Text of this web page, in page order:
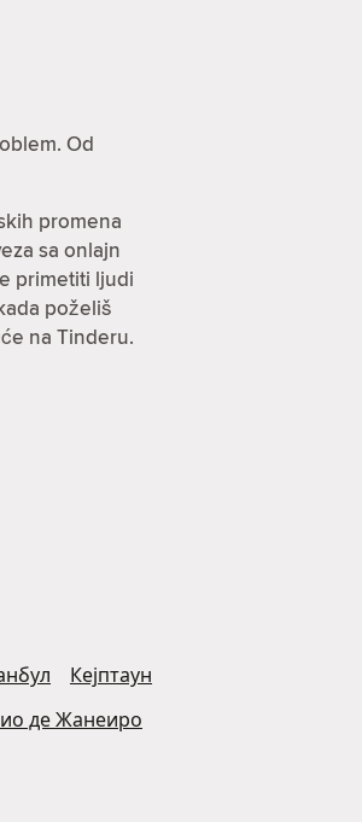
Od
promena
sa onlajn
primetiti ljudi
poželiš
na Tinderu.
Кејптаун
де Жанеиро